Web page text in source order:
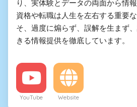
り、実体験とデータの両面から情
資格や転職は人生を左右する重要
そ、過度に煽らず、誤解を生まず
きる情報提供を徹底しています。
YouTube Website